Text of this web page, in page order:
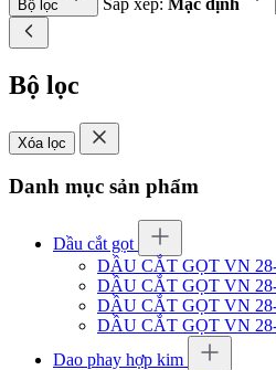
Bộ lọc
Bộ lọc
Xóa lọc
Danh mục sản phẩm
Dầu cắt gọt
DẦU CẮT GỌT VN
DẦU CẮT GỌT VN
DẦU CẮT GỌT VN
DẦU CẮT GỌT VN
Dao phay hợp kim